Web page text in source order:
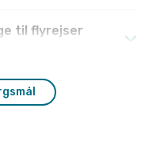
til flyrejser